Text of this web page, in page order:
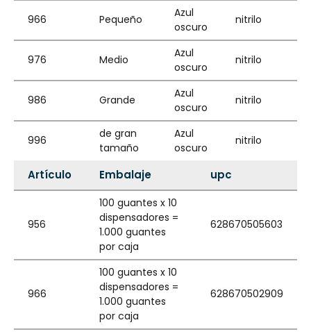
966 Pequeño
Azul
oscuro
nitrilo
976 Medio
Azul
oscuro
nitrilo
986 Grande
Azul
oscuro
nitrilo
996
de gran
tamaño
Azul
oscuro
nitrilo
Artículo Embalaje upc
956
100 guantes x 10
dispensadores =
1.000 guantes
por caja
628670505603
966
100 guantes x 10
dispensadores =
1.000 guantes
por caja
628670502909